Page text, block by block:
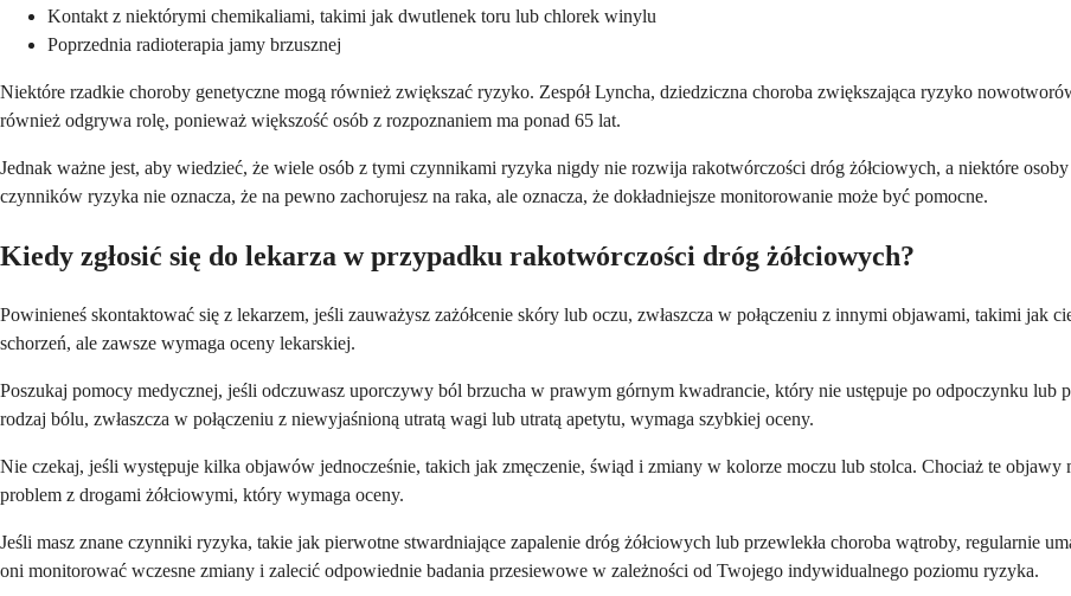
Kontakt z niektórymi chemikaliami, takimi jak dwutlenek toru lub chlorek winylu
Poprzednia radioterapia jamy brzusznej
Niektóre rzadkie choroby genetyczne mogą również zwiększać ryzyko. Zespół Lyncha, dziedziczna choroba zwiększająca ryzyko
również odgrywa rolę, ponieważ większość osób z rozpoznaniem ma ponad 65 lat.
Jednak ważne jest, aby wiedzieć, że wiele osób z tymi czynnikami ryzyka nigdy nie rozwija rakotwórczości dróg żółciowych, a niektóre
czynników ryzyka nie oznacza, że na pewno zachorujesz na raka, ale oznacza, że dokładniejsze monitorowanie może być pomocne.
Kiedy zgłosić się do lekarza w przypadku rakotwórczości dróg żółciowych?
Powinieneś skontaktować się z lekarzem, jeśli zauważysz zażółcenie skóry lub oczu, zwłaszcza w połączeniu z innymi objawami, takimi jak
schorzeń, ale zawsze wymaga oceny lekarskiej.
Poszukaj pomocy medycznej, jeśli odczuwasz uporczywy ból brzucha w prawym górnym kwadrancie, który nie ustępuje po odpoczynku
rodzaj bólu, zwłaszcza w połączeniu z niewyjaśnioną utratą wagi lub utratą apetytu, wymaga szybkiej oceny.
Nie czekaj, jeśli występuje kilka objawów jednocześnie, takich jak zmęczenie, świąd i zmiany w kolorze moczu lub stolca. Chociaż te objawy
problem z drogami żółciowymi, który wymaga oceny.
Jeśli masz znane czynniki ryzyka, takie jak pierwotne stwardniające zapalenie dróg żółciowych lub przewlekła choroba wątroby, regularnie
oni monitorować wczesne zmiany i zalecić odpowiednie badania przesiewowe w zależności od Twojego indywidualnego poziomu ryzyka.